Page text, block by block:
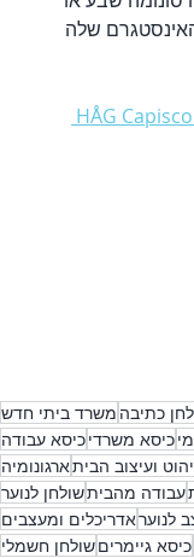
שלה
כתיבה משרד ביתי חדש
כיסא משרדיכיסא עבודה
ועיצוב הביתארגונומיה
עבודה מהביתשולחן לנוער
לנועראדריכלים ומעצבים
כיסא גיימריםשולחן חשמלי